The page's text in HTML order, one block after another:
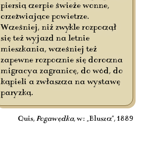
piersią czerpie świeże wonne,
orzeźwiające powietrze.
Wcześniej, niż zwykle rozpoczął
się też wyjazd na letnie
mieszkania, wcześniej też
zapewne rozpocznie się doroczna
migracya zagranicę, do wód, do
kąpieli a zwłaszcza na wystawę
paryzką.
Quis, Pogawędka, w: „Bluszcz”, 1889